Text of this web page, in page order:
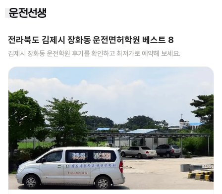
전라북도 김제시 장화동운전면허학원 베스트 8
김제시 장화동 운전학원 후기를 확인하고 최저가로 예약해 보세요.